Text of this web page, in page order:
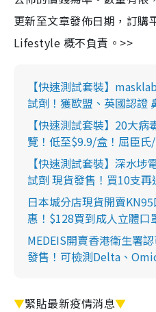
更新至文章發佈日期，訂購
Lifestyle 概不負責。>>
【快速測試套裝】
試劑！獲歐盟、英國認證
【快速測試套裝】20大
覽！低至$9.9/盒！屈臣
【快速測試套裝】深水
試劑 現貨發售！買10支
日本城分店現貨開賣
惠！$128買到成人立體
MEDEIS開賣香港衛生署
發售！可檢測Delta、
▼緊貼最新疫情消息▼